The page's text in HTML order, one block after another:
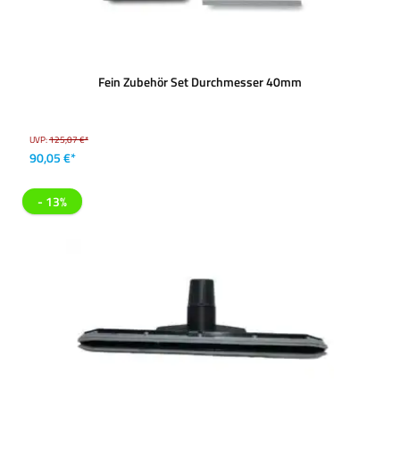
Fein Zubehör Set Durchmesser 40mm
UVP:125,07 €*
90,05 €*
- 13%